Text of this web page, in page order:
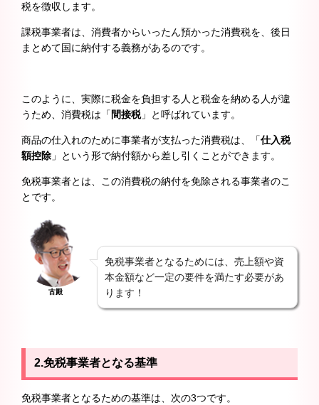
税を徴収します。
課税事業者は、消費者からいったん預かった消費税を、後日
まとめて国に納付する義務があるのです。
このように、実際に税金を負担する人と税金を納める人が違
うため、消費税は「 間接税」と呼ばれています。
商品の仕入れのために事業者が支払った消費税は、「仕入税
額控除 」という形で納付額から差し引くことができます。
免税事業者とは、この消費税の納付を免除される事業者のこ
とです。
古殿
免税事業者となるためには、売上額や資
本金額など一定の要件を満たす必要があ
ります！
2.免税事業者となる基準
免税事業者となるための基準は、次の3つです。